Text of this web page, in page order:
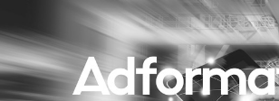
Menu
Home
9 sept: GenAI-training